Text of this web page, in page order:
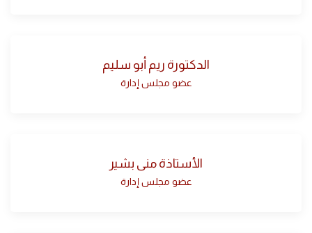
الدكتورة ريم أبو سليم
عضو مجلس إدارة
الأستاذة منى بشير
عضو مجلس إدارة